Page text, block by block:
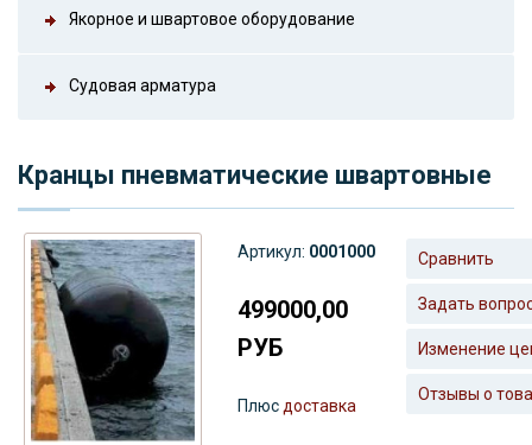
Якорное и швартовое оборудование
Судовая арматура
Кранцы пневматические швартовные
Артикул: 0001000
499000,00
РУБ
Плюс доставка
Сравнить
Задать
Изменение
Отзывы о